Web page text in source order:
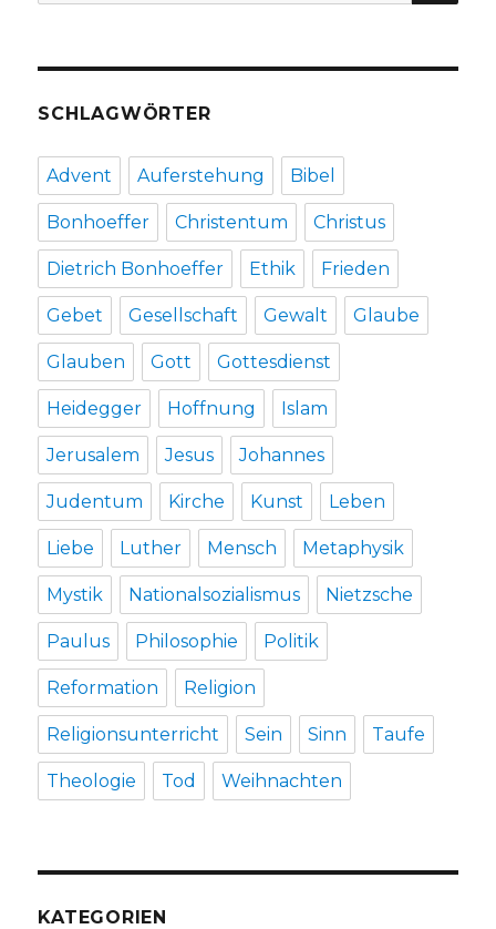
SCHLAGWÖRTER
Advent Auferstehung Bibel
Bonhoeffer Christentum Christus
Dietrich Bonhoeffer Ethik Frieden
Gebet Gesellschaft Gewalt Glaube
Glauben Gott Gottesdienst
Heidegger Hoffnung Islam
Jerusalem Jesus Johannes
Judentum Kirche Kunst Leben
Liebe Luther Mensch Metaphysik
Mystik Nationalsozialismus Nietzsche
Paulus Philosophie Politik
Reformation Religion
Religionsunterricht Sein Sinn Taufe
Theologie Tod Weihnachten
KATEGORIEN